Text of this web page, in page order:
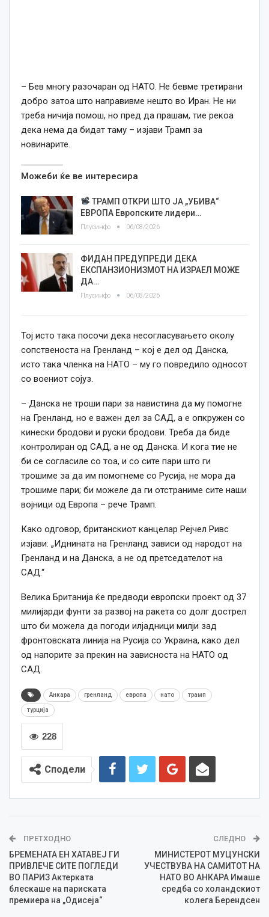
– Бев многу разочаран од НАТО. Не бевме третирани
добро затоа што направивме нешто во Иран. Не ни
треба ничија помош, но пред да прашам, тие рекоа
дека нема да бидат таму – изјави Трамп за
новинарите.
Можеби ќе ве интересира
ТРАМП ОТКРИ ШТО ЈА „УБИВА“
ЕВРОПА Европските лидери…
Плусинфо 06/08/2026
ФИДАН ПРЕДУПРЕДИ ДЕКА
ЕКСПАНЗИОНИЗМОТ НА ИЗРАЕЛ МОЖЕ
ДА…
Плусинфо 06/08/2026
Тој исто така посочи дека несогласувањето околу
сопственоста на Гренланд – кој е дел од Данска,
исто така членка на НАТО – му го повредило односот
со воениот сојуз.
– Данска не троши пари за навистина да му помогне
на Гренланд, но е важен дел за САД, а е опкружен со
кинески бродови и руски бродови. Треба да биде
контролиран од САД, а не од Данска. И кога тие не
би се согласиле со тоа, и со сите пари што ги
трошиме за да им помогнеме со Русија, не мора да
трошиме пари; би можеле да ги отстраниме сите наши
војници од Европа – рече Трамп.
Како одговор, британскиот канцелар Рејчел Ривс
изјави: „Иднината на Гренланд зависи од народот на
Гренланд и на Данска, а не од претседателот на
САД.“
Велика Британија ќе предводи европски проект од 37
милијарди фунти за развој на ракета со долг дострел
што би можела да погоди илјадници милји зад
фронтовската линија на Русија со Украина, како дел
од напорите за прекин на зависноста на НАТО од
САД.
Анкара гренланд европа нато трамп
турција
228
Сподели
ПРЕТХОДНО
БРЕМЕНАТА ЕН ХАТАВЕЈ ГИ
ПРИВЛЕЧЕ СИТЕ ПОГЛЕДИ
ВО ПАРИЗ Актерката
блескаше на париската
премиера на „Одисеја“
СЛЕДНО
МИНИСТЕРОТ МУЦУНСКИ
УЧЕСТВУВА НА САМИТОТ НА
НАТО ВО АНКАРА Имаше
средба со холандскиот
колега Берендсен